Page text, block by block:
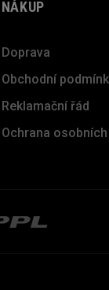
NÁKUP
Doprava
Obchodní
Reklamační řád
Ochrana